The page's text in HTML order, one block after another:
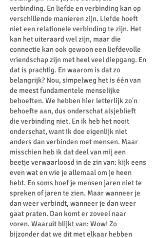
verbinding. En liefde en verbinding kan op
verschillende manieren zijn. Liefde hoeft
niet een relationele verbinding te zijn. Het
kan het uiteraard wel zijn, maar die
connectie kan ook gewoon een liefdevolle
vriendschap zijn met heel veel diepgang. En
dat is prachtig. En waarom is dat zo
belangrijk? Nou, simpelweg het is één van
de meest fundamentele menselijke
behoeften. We hebben hier letterlijk zo'n
behoefte aan, dus onderschat alsjeblieft
die verbinding niet. En ik heb het nooit
onderschat, want ik doe eigenlijk niet
anders dan verbinden met mensen. Maar
misschien heb ik dat deel van mij een
beetje verwaarloosd in de zin van: kijk eens
even wat en wie je allemaal om je heen
hebt. En soms hoef je mensen jaren niet te
spreken of jaren te zien. Maar wanneer je
dan weer verbindt, wanneer je dan weer
gaat praten. Dan komt er zoveel naar
voren. Waaruit blijkt van: Wow! Zo
bijzonder dat we dit met elkaar hebben